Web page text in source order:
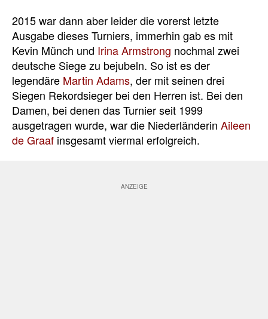
2015 war dann aber leider die vorerst letzte
Ausgabe dieses Turniers, immerhin gab es mit
Kevin Münch und Irina Armstrong nochmal zwei
deutsche Siege zu bejubeln. So ist es der
legendäre Martin Adams, der mit seinen drei
Siegen Rekordsieger bei den Herren ist. Bei den
Damen, bei denen das Turnier seit 1999
ausgetragen wurde, war die Niederländerin Aileen
de Graaf insgesamt viermal erfolgreich.